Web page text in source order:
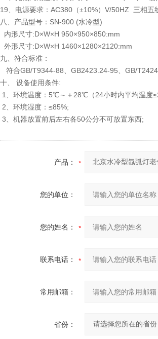
19、电源要求：AC380（±10%）V/50HZ 三相五
八、产品型号：SN-900 (水冷型)
内形尺寸:D×W×H 950×950×850:mm
外形尺寸:D×W×H 1460×1280×2120:mm
九、符合标准：
符合GB/T9344-88、GB2423.24-95、GB/
十、 设备使用条件:
1、环境温度：5℃～＋28℃（24小时内平均温度
2、环境湿度：≤85%;
3、机器放置前后左右各50公分不可放置东西;
产品：
您的单位：
您的姓名：
联系电话：
常用邮箱：
省份：